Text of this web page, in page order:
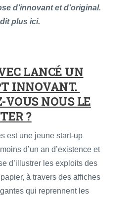
d’innovant et d’original.
plus ici.
LANCÉ UN
INNOVANT.
VOUS NOUS LE
?
est une jeune start-up
d’un an d’existence et
d’illustrer les exploits des
à travers des affiches
qui reprennent les